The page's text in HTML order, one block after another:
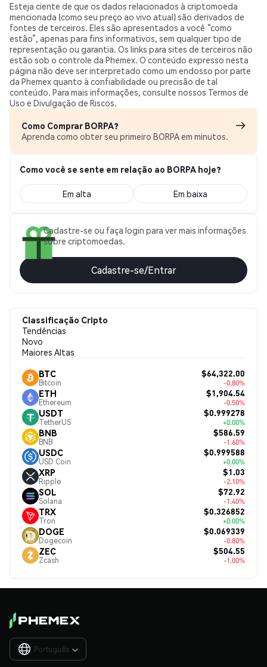
Esteja ciente de que os dados relacionados à criptomoeda
mencionada (como seu preço ao vivo atual) são derivados de
fontes de terceiros. Eles são apresentados a você “como
estão”, apenas para fins informativos, sem qualquer tipo de
representação ou garantia. Os links para sites de terceiros não
estão sob o controle da Phemex. O conteúdo expresso nesta
página não deve ser interpretado como um endosso por parte
da Phemex quanto à confiabilidade ou precisão de tal
conteúdo. Para mais informações, consulte nossos Termos de
Uso e Divulgação de Riscos.
Como Comprar BORPA?
Aprenda como obter seu primeiro BORPA em minutos.
Como você se sente em relação ao BORPA hoje?
Em alta Em baixa
Cadastre-se ou faça login para ver mais informações
sobre criptomoedas.
Cadastre-se/Entrar
Classificação Cripto
Tendências
Novo
Maiores Altas
BTC
Bitcoin
$64,322.00
-0.80%
ETH
Ethereum
$1,904.54
-0.50%
USDT
TetherUS
$0.999278
+0.00%
BNB
BNB
$586.59
-1.60%
USDC
USD Coin
$0.999588
+0.00%
XRP
Ripple
$1.03
-2.10%
SOL
Solana
$72.92
-1.40%
TRX
Tron
$0.326852
+0.00%
DOGE
Dogecoin
$0.069339
-0.80%
ZEC
Zcash
$504.55
-1.00%
Português 